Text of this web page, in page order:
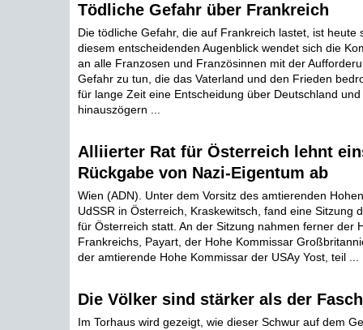
Tödliche Gefahr über Frankreich
Die tödliche Gefahr, die auf Frankreich lastet, ist heute
diesem entscheidenden Augenblick wendet sich die
an alle Franzosen und Französinnen mit der
Gefahr zu tun, die das Vaterland und den Frieden
für lange Zeit eine Entscheidung über Deutschland und
hinauszögern ...
Alliierter Rat für Österreich lehnt
Rückgabe von Nazi-Eigentum ab
Wien (ADN). Unter dem Vorsitz des amtierenden
UdSSR in Österreich, Kraskewitsch, fand eine Sitzung
für Österreich statt. An der Sitzung nahmen ferner der
Frankreichs, Payart, der Hohe Kommissar
der amtierende Hohe Kommissar der USAy Yost, teil ...
Die Völker sind stärker als der
Im Torhaus wird gezeigt, wie dieser Schwur auf dem